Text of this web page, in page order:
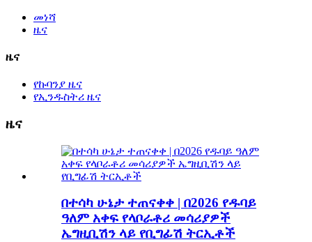
መነሻ
ዜና
ዜና
የኩባንያ ዜና
የኢንዱስትሪ ዜና
ዜና
በተሳካ ሁኔታ ተጠናቀቀ | በ2026 የዱባይ
ዓለም አቀፍ የላቦራቶሪ መሳሪያዎች
ኤግዚቢሽን ላይ የቢግፊሽ ትርኢቶች